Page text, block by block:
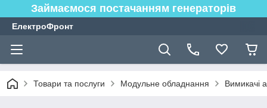
Займаємося постачанням генераторів
ЕлектроФронт
Товари та послуги Модульне обладнання Вимикачі